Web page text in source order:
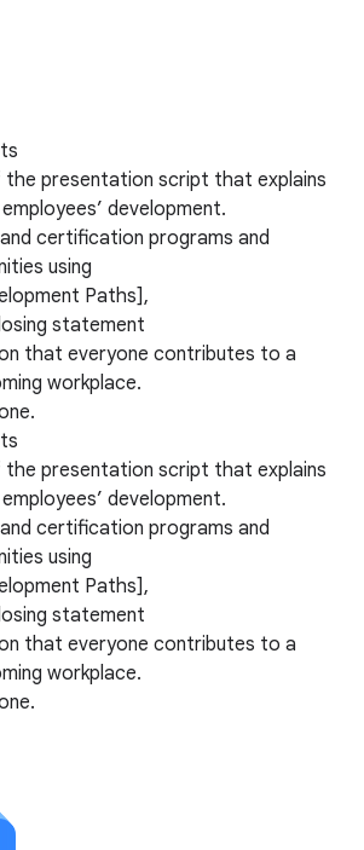
presentation script that explains
development.
certification programs and
using
Paths],
statement
that everyone contributes to a
workplace.
presentation script that explains
development.
certification programs and
using
Paths],
statement
that everyone contributes to a
workplace.